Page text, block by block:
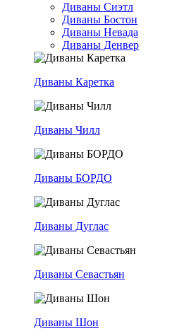
Диваны Сиэтл
Диваны Бостон
Диваны Невада
Диваны Денвер
Диваны Каретка
Диваны Чилл
Диваны БОРДО
Диваны Дуглас
Диваны Севастьян
Диваны Шон